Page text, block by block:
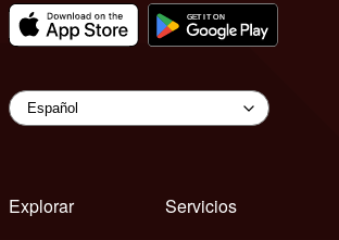
Explorar
Servicios